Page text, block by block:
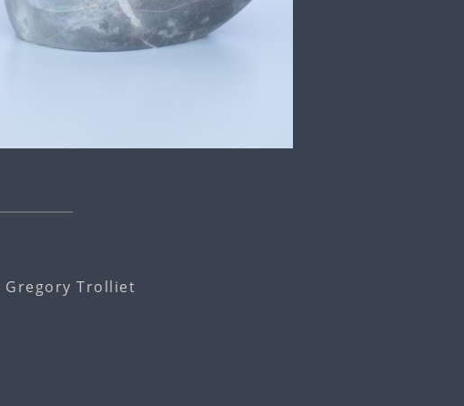
Gregory Trolliet